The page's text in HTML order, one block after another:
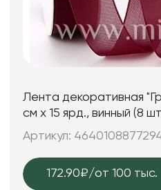
Лента декоративная
см х 15 ярд., винный (8
Артикул:
172.90₽/от 100 тыс.